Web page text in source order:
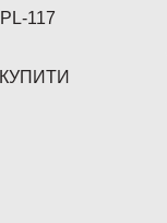
PL-117
КУПИТИ